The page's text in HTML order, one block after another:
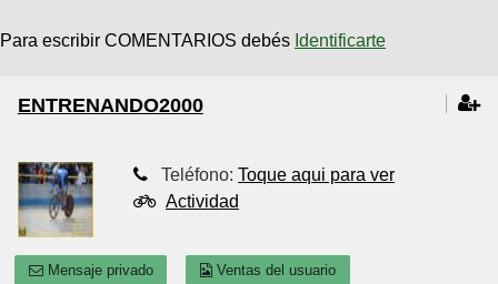
Para escribir COMENTARIOS debés Identificarte
ENTRENANDO2000
Teléfono: Toque aqui para ver
Actividad
Mensaje privado Ventas del usuario